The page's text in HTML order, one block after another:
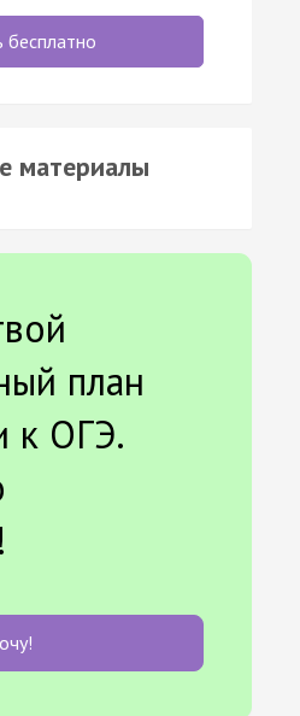
бесплатно
материалы
план
к ОГЭ.